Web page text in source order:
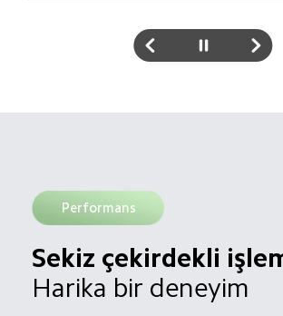
Performans
Sekiz çekirdekli
Harika bir deneyim